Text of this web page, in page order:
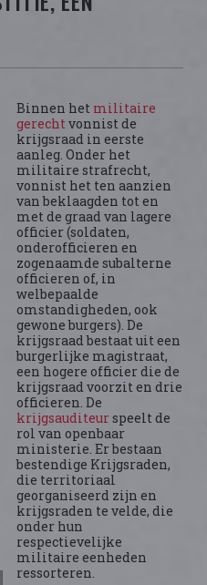
Binnen het militaire
gerechtvonnist de
krijgsraad in eerste
aanleg. Onder het
militaire strafrecht,
vonnist het ten aanzien
van beklaagden tot en
met de graad van lagere
officier (soldaten,
onderofficieren en
zogenaamde subalterne
officieren of, in
welbepaalde
omstandigheden, ook
gewone burgers). De
krijgsraad bestaat uit een
burgerlijke magistraat,
een hogere officier die de
krijgsraad voorzit en drie
officieren. De
krijgsauditeurspeelt de
rol van openbaar
ministerie. Er bestaan
bestendige Krijgsraden,
die territoriaal
georganiseerd zijn en
krijgsraden te velde, die
onder hun
respectievelijke
militaire eenheden
ressorteren.